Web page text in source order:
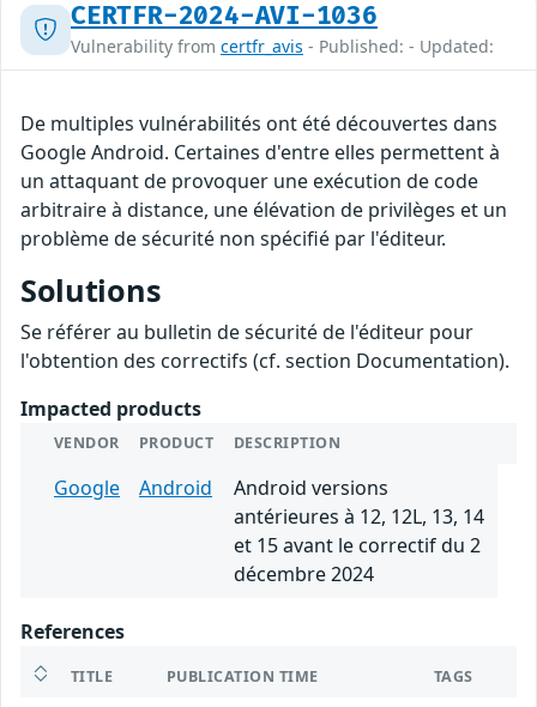
CERTFR-2024-AVI-1036
Vulnerability from certfr_avis - Published: - Updated:
De multiples vulnérabilités ont été découvertes dans
Google Android. Certaines d'entre elles permettent à
un attaquant de provoquer une exécution de code
arbitraire à distance, une élévation de privilèges et un
problème de sécurité non spécifié par l'éditeur.
Solutions
Se référer au bulletin de sécurité de l'éditeur pour
l'obtention des correctifs (cf. section Documentation).
Impacted products
VENDOR PRODUCT DESCRIPTION
Google Android
Android versions
antérieures à 12, 12L, 13, 14
et 15 avant le correctif du 2
décembre 2024
References
TITLE PUBLICATION TIME TAGS